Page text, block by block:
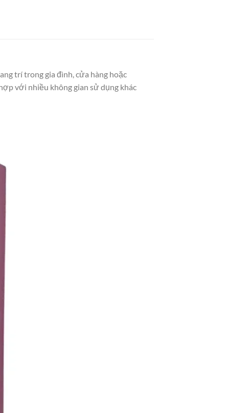
trí trong gia đình, cửa hàng hoặc
với nhiều không gian sử dụng khác